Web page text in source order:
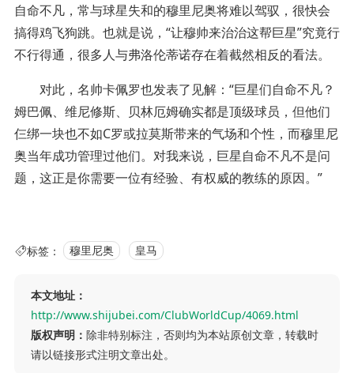
自命不凡，常与球星失和的穆里尼奥将难以驾驭，很快会
搞得鸡飞狗跳。也就是说，“让穆帅来治治这帮巨星”究竟行
不行得通，很多人与弗洛伦蒂诺存在着截然相反的看法。
对此，名帅卡佩罗也发表了见解：“巨星们自命不凡？
姆巴佩、维尼修斯、贝林厄姆确实都是顶级球员，但他们
仨绑一块也不如C罗或拉莫斯带来的气场和个性，而穆里尼
奥当年成功管理过他们。对我来说，巨星自命不凡不是问
题，这正是你需要一位有经验、有权威的教练的原因。”
标签： 穆里尼奥 皇马
本文地址：
http://www.shijubei.com/ClubWorldCup/4069.html
版权声明： 除非特别标注，否则均为本站原创文章，转载时
请以链接形式注明文章出处。